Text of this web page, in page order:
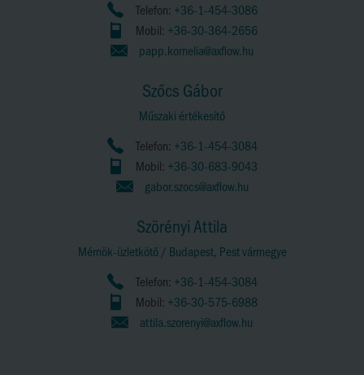
Telefon: +36-1-454-3086
Mobil: +36-30-364-2656
papp.kornelia@axflow.hu
Szőcs Gábor
Műszaki értékesítő
Telefon: +36-1-454-3084
Mobil: +36-30-683-9043
gabor.szocs@axflow.hu
Szörényi Attila
Mérnök-üzletkötő / Budapest, Pest vármegye
Telefon: +36-1-454-3084
Mobil: +36-30-575-6988
attila.szorenyi@axflow.hu